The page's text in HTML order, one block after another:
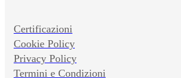
Certificazioni
Cookie Policy
Privacy Policy
Termini e Condizioni